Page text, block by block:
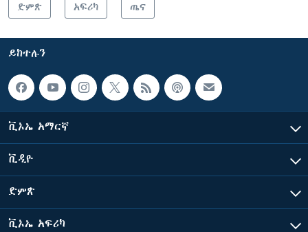
ድምጽ አፍሪካ ጤና
ይከተሉን
ቪኦኤ አማርኛ
ቪዲዮ
ድምጽ
ቪኦኤ አፍሪካ